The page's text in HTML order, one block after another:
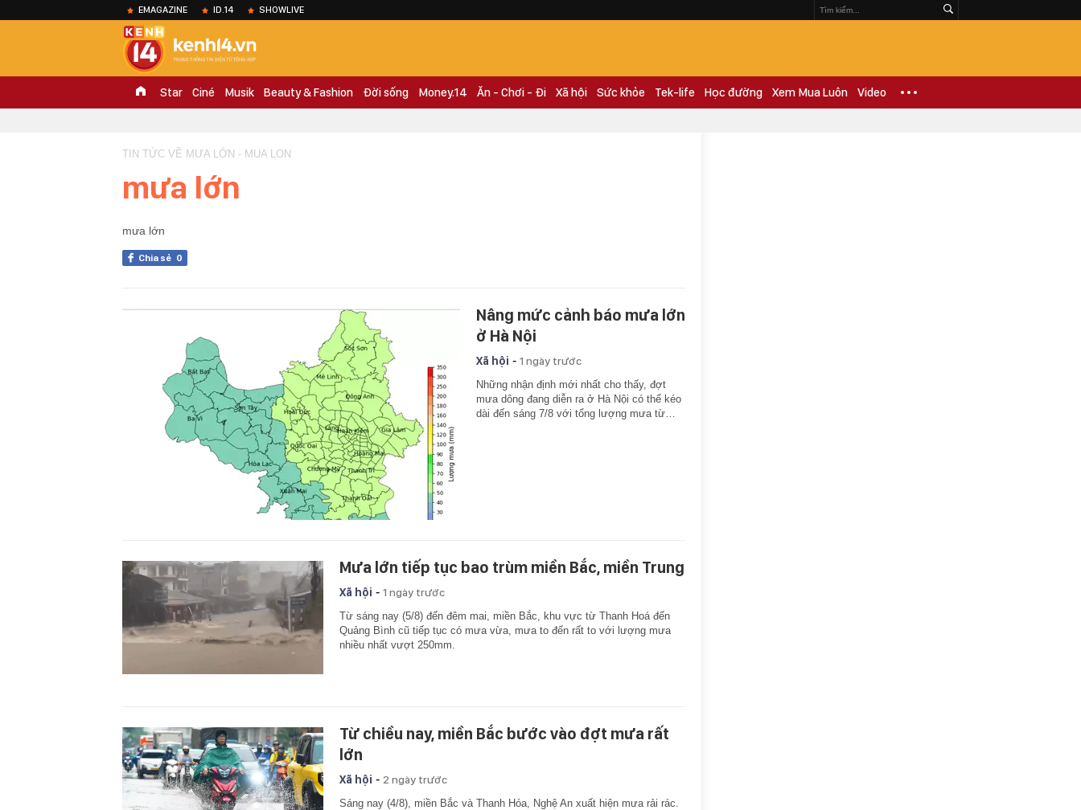
EMAGAZINE ID.14 SHOWLIVE
Star Ciné Musik Beauty & Fashion Đời sống Money.14 Ăn - Chơi - Đi Xã hội Sức khỏe Tek-life Học đường Xem Mua Luôn Video
TIN TỨC VỀ MƯA LỚN - MUA LON
mưa lớn
mưa lớn
Chia sẻ 0
Nâng mức cảnh báo mưa lớn
ở Hà Nội
Xã hội - 1 ngày trước
Những nhận định mới nhất cho thấy, đợt
mưa dông đang diễn ra ở Hà Nội có thể kéo
dài đến sáng 7/8 với tổng lượng mưa từ…
Mưa lớn tiếp tục bao trùm miền Bắc, miền Trung
Xã hội - 1 ngày trước
Từ sáng nay (5/8) đến đêm mai, miền Bắc, khu vực từ Thanh Hoá đến
Quảng Bình cũ tiếp tục có mưa vừa, mưa to đến rất to với lượng mưa
nhiều nhất vượt 250mm.
Từ chiều nay, miền Bắc bước vào đợt mưa rất
lớn
Xã hội - 2 ngày trước
Sáng nay (4/8), miền Bắc và Thanh Hóa, Nghệ An xuất hiện mưa rải rác.